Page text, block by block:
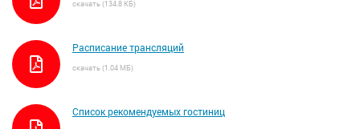
скачать (134.8 КБ)
Расписание трансляций
скачать (1.04 МБ)
Список рекомендуемых гостиниц